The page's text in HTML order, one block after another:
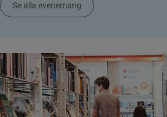
Se alla evenemang